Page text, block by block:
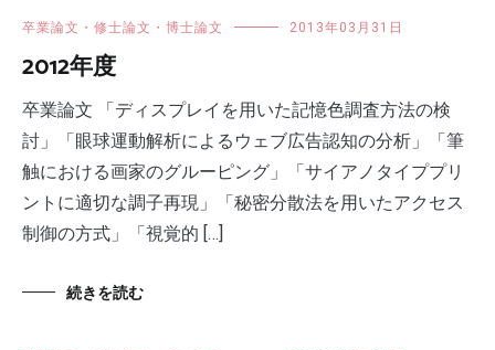
卒業論文・修士論文・博士論文 2013年03月31日
2012年度
卒業論文 「ディスプレイを用いた記憶色調査方法の検
討」「眼球運動解析によるウェブ広告認知の分析」「筆
触における画家のグルーピング」「サイアノタイププリ
ントに適切な調子再現」「秘密分散法を用いたアクセス
制御の方式」「視覚的 […]
続きを読む